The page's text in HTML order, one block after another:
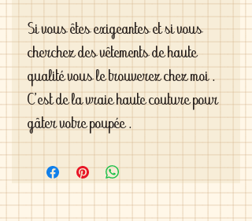
Si vous êtes exigeantes et si vous
cherchez des vêtements de haute
qualité vous le trouverez chez moi .
C'est de la vraie haute couture pour
gâter votre poupée .